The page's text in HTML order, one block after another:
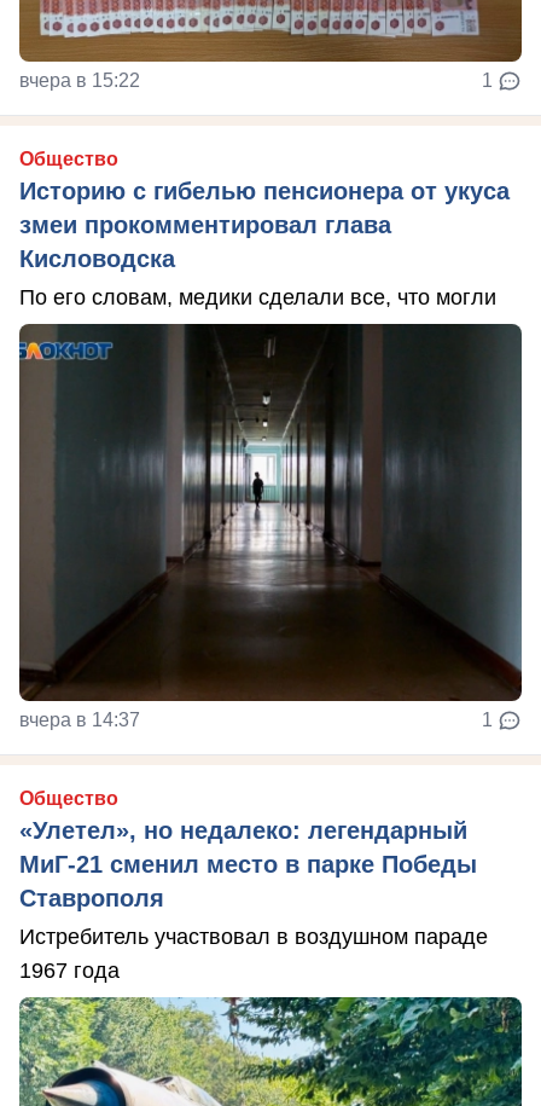
вчера в 15:22 1
Общество
Историю с гибелью пенсионера от укуса
змеи прокомментировал глава
Кисловодска
По его словам, медики сделали все, что могли
вчера в 14:37 1
Общество
«Улетел», но недалеко: легендарный
МиГ-21 сменил место в парке Победы
Ставрополя
Истребитель участвовал в воздушном параде
1967 года